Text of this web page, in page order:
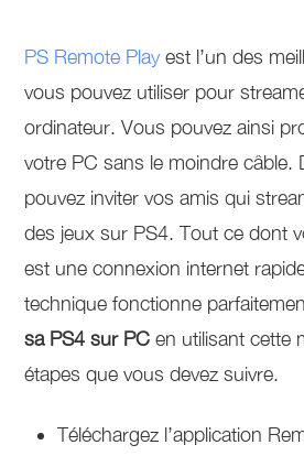
PS Remote Play est l’un des
vous pouvez utiliser pour
ordinateur. Vous pouvez ainsi
votre PC sans le moindre câble.
pouvez inviter vos amis qui
des jeux sur PS4. Tout ce dont
est une connexion internet
technique fonctionne
sa PS4 sur PC en utilisant cette
étapes que vous devez suivre.
Téléchargez l’application